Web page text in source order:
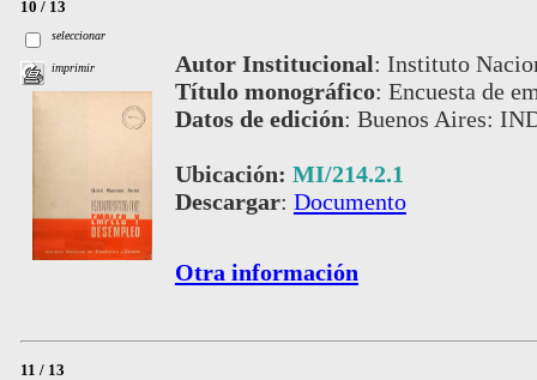
10 / 13
seleccionar
imprimir Autor Institucional: Instituto
Título monográfico: Encuesta de
Datos de edición: Buenos Aires:
Ubicación: MI/214.2.1
Descargar: Documento
Otra información
11 / 13